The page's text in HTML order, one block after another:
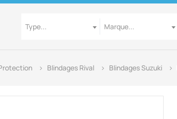
Type...
Marque...
Blindages Rival Blindages Suzuki